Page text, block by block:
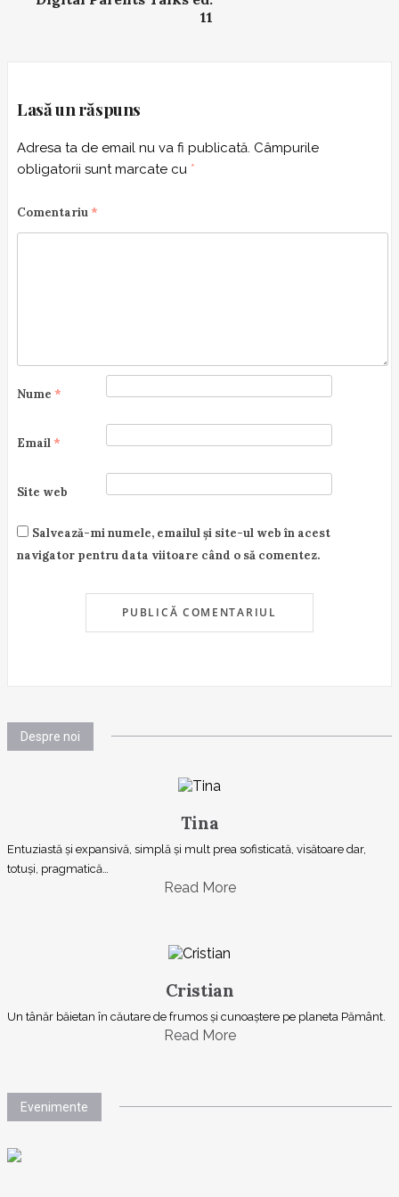
11
Lasă un răspuns
Adresa ta de email nu va fi publicată. Câmpurile
obligatorii sunt marcate cu *
Comentariu *
Nume *
Email *
Site web
Salvează-mi numele, emailul și site-ul web în acest
navigator pentru data viitoare când o să comentez.
Despre noi
Tina
Entuziastă şi expansivă, simplă şi mult prea sofisticată, visătoare dar,
totuşi, pragmatică…
Read More
Cristian
Un tânăr băietan în căutare de frumos și cunoaștere pe planeta Pământ.
Read More
Evenimente